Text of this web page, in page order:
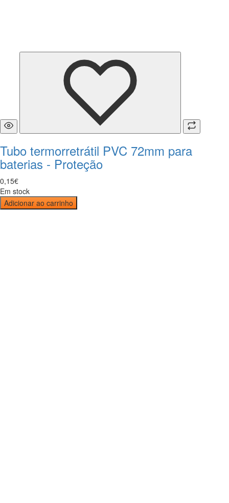
Tubo termorretrátil PVC 72mm para
baterias - Proteção
0,15€
Em stock
Adicionar ao carrinho